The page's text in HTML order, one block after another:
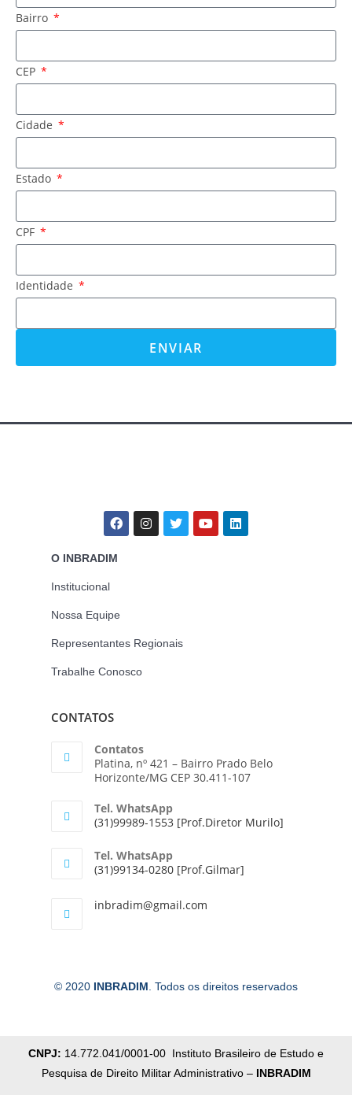
Bairro
CEP
Cidade
Estado
CPF
Identidade
ENVIAR
O INBRADIM
Institucional
Nossa Equipe
Representantes Regionais
Trabalhe Conosco
CONTATOS
Contatos
Platina, nº 421 – Bairro Prado Belo
Horizonte/MG CEP 30.411-107
Tel. WhatsApp
(31)99989-1553 [Prof.Diretor Murilo]
Tel. WhatsApp
(31)99134-0280 [Prof.Gilmar]
inbradim@gmail.com
© 2020 INBRADIM . Todos os direitos reservados
CNPJ: 14.772.041/0001-00 Instituto Brasileiro de Estudo e
Pesquisa de Direito Militar Administrativo – INBRADIM